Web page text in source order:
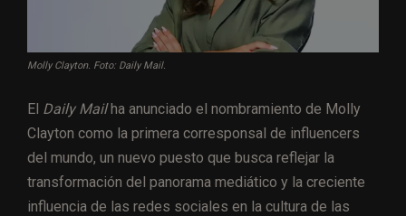
Molly Clayton. Foto: Daily Mail.
El Daily Mailha anunciado el nombramiento de Molly
Clayton como la primera corresponsal de influencers
del mundo, un nuevo puesto que busca reflejar la
transformación del panorama mediático y la creciente
influencia de las redes sociales en la cultura de las